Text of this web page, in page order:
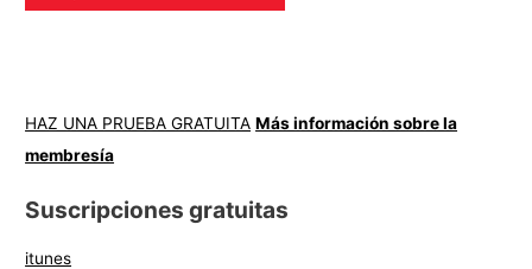
HAZ UNA PRUEBA GRATUITA Más información sobre la
membresía
Suscripciones gratuitas
itunes